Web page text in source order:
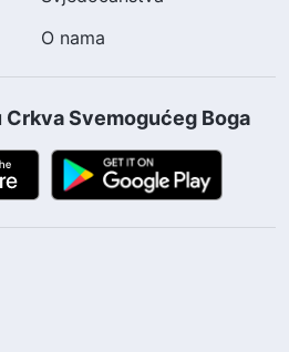
O nama
Svemogućeg Boga